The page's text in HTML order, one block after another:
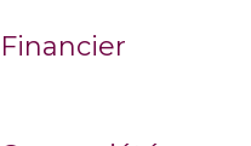
Financier